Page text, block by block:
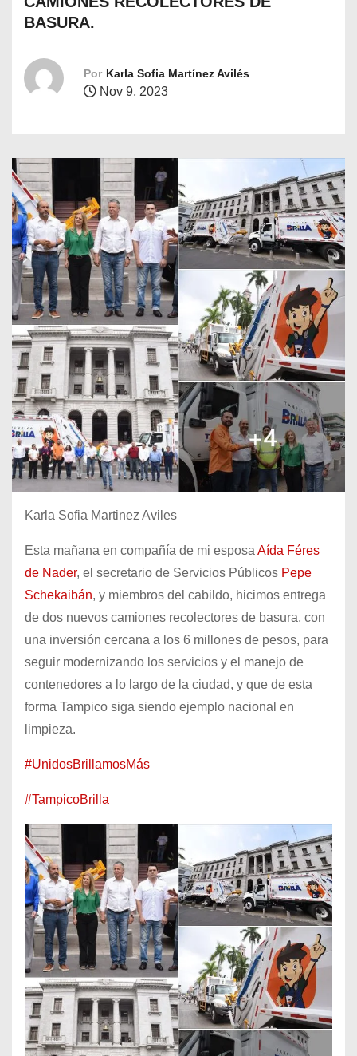
BASURA.
Por Karla Sofia Martínez Avilés
Nov 9, 2023
Karla Sofia Martinez Aviles
Esta mañana en compañía de mi esposa Aída Féres
de Nader, el secretario de Servicios Públicos Pepe
Schekaibán, y miembros del cabildo, hicimos entrega
de dos nuevos camiones recolectores de basura, con
una inversión cercana a los 6 millones de pesos, para
seguir modernizando los servicios y el manejo de
contenedores a lo largo de la ciudad, y que de esta
forma Tampico siga siendo ejemplo nacional en
limpieza.
#UnidosBrillamosMás
#TampicoBrilla